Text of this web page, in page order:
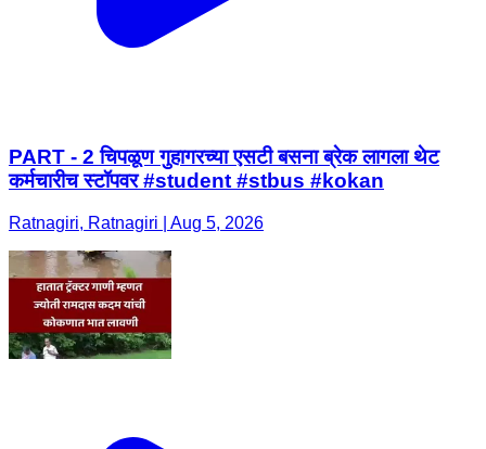
PART - 2 चिपळूण गुहागरच्या एसटी बसना ब्रेक लागला थेट
कर्मचारीच स्टॉपवर #student #stbus #kokan
Ratnagiri, Ratnagiri | Aug 5, 2026